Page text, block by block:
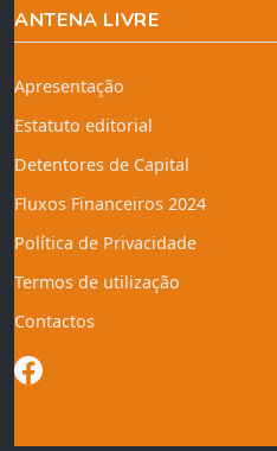
ANTENA LIVRE
Apresentação
Estatuto editorial
Detentores de Capital
Fluxos Financeiros 2024
Política de Privacidade
Termos de utilização
Contactos